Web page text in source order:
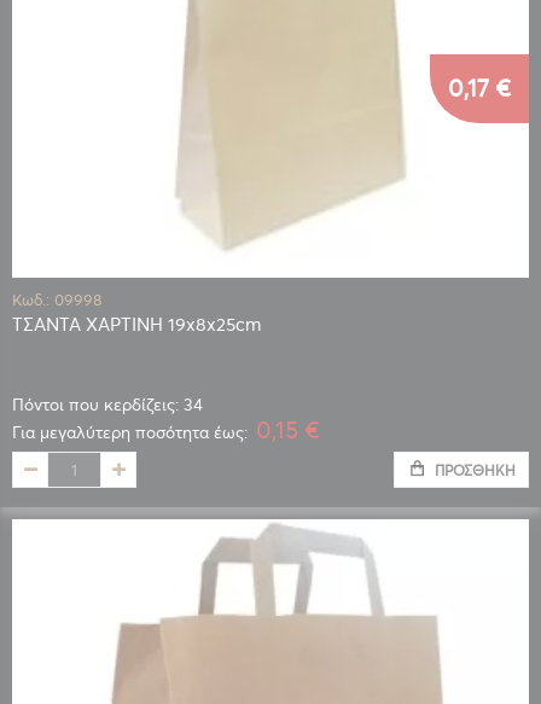
Κωδ.: 09998
ΤΣΑΝΤΑ ΧΑΡΤΙΝΗ 19x8x25cm
Πόντοι που κερδίζεις: 34
0,17 €
Για μεγαλύτερη ποσότητα έως: 0,15 €
ΠΡΟΣΘΉΚΗ